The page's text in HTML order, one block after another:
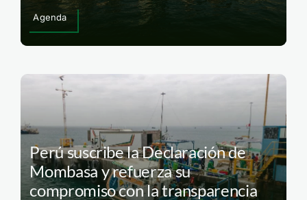
Agenda
Perú suscribe la Declaración de
Mombasa y refuerza su
compromiso con la transparencia